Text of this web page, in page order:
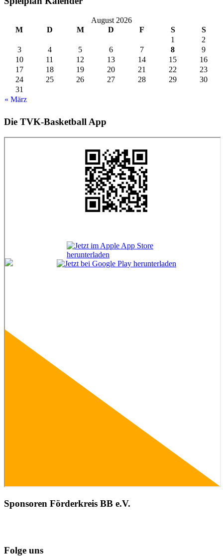
August 2026
M
D M D F S S
« März
1
2
3
4 5 6 7 8
9
10
11 12 13 14 15
16
17
18 19 20 21 22
23
24
25 26 27 28 29
30
31
Die TVK-Basketball App
Sponsoren Förderkreis BB e.V.
Folge uns